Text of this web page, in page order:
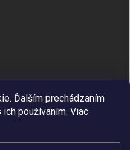
Ďalším prechádzaním
používaním. Viac